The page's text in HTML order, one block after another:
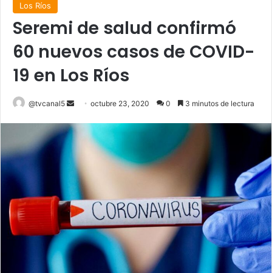
Los Ríos
Seremi de salud confirmó
60 nuevos casos de COVID-
19 en Los Ríos
@tvcanal5
Send
email
octubre 23, 2020 0 3 minutos de lectura